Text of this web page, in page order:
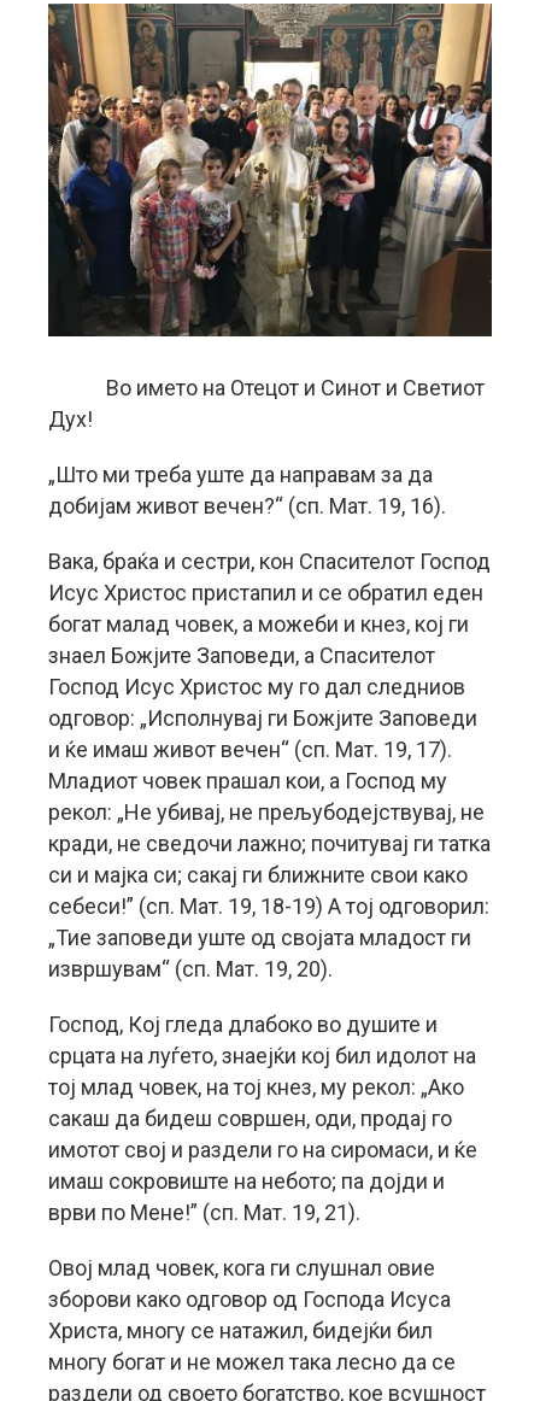
Во името на Отецот и Синот и Светиот
Дух!
„Што ми треба уште да направам за да
добијам живот вечен?“ (сп. Мат. 19, 16).
Вака, браќа и сестри, кон Спасителот Господ
Исус Христос пристапил и се обратил еден
богат малад човек, а можеби и кнез, кој ги
знаел Божјите Заповеди, а Спасителот
Господ Исус Христос му го дал следниов
одговор: „Исполнувај ги Божјите Заповеди
и ќе имаш живот вечен“ (сп. Мат. 19, 17).
Младиот човек прашал кои, а Господ му
рекол: „Не убивај, не прељубодејствувај, не
кради, не сведочи лажно; почитувај ги татка
си и мајка си; сакај ги ближните свои како
себеси!” (сп. Мат. 19, 18-19) А тој одговорил:
„Тие заповеди уште од својата младост ги
извршувам“ (сп. Мат. 19, 20).
Господ, Кој гледа длабоко во душите и
срцата на луѓето, знаејќи кој бил идолот на
тој млад човек, на тој кнез, му рекол: „Ако
сакаш да бидеш совршен, оди, продај го
имотот свој и раздели го на сиромаси, и ќе
имаш сокровиште на небото; па дојди и
врви по Мене!” (сп. Мат. 19, 21).
Овој млад човек, кога ги слушнал овие
зборови како одговор од Господа Исуса
Христа, многу се натажил, бидејќи бил
многу богат и не можел така лесно да се
раздели од своето богатство, кое всушност